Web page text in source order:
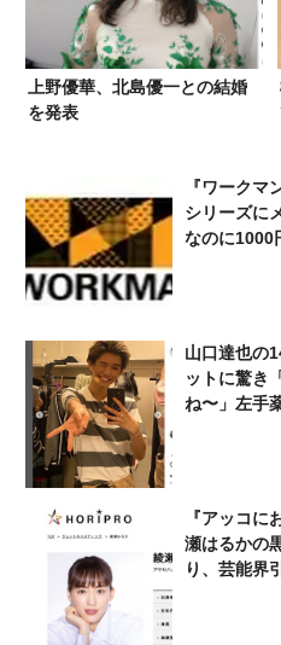
上野優華、北島優一との結婚
を発表
『ワークマ
シリーズに
なのに1000
山口達也の
ットに驚き
ね〜」左手
『アッコに
瀬はるかの
り、芸能界